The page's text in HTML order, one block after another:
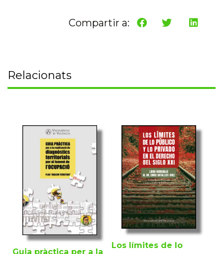
Compartir a:
Relacionats
Guia pràctica per a la
Los límites de lo